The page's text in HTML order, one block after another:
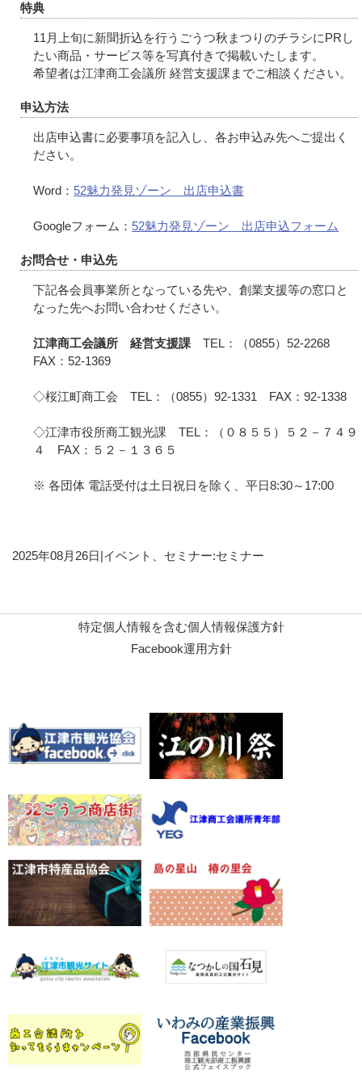
特典
11月上旬に新聞折込を行うごうつ秋まつりのチラシにPRし
たい商品・サービス等を写真付きで掲載いたします。
希望者は江津商工会議所 経営支援課までご相談ください。
申込方法
出店申込書に必要事項を記入し、各お申込み先へご提出く
ださい。
Word： 52魅力発見ゾーン 出店申込書
Googleフォーム： 52魅力発見ゾーン 出店申込フォーム
お問合せ・申込先
下記各会員事業所となっている先や、創業支援等の窓口と
なった先へお問い合わせください。
江津商工会議所 経営支援課 TEL：（0855）52-2268
FAX：52-1369
◇桜江町商工会 TEL：（0855）92-1331 FAX：92-1338
◇江津市役所商工観光課 TEL：（０８５５）５２－７４９
４ FAX：５２－１３６５
※ 各団体 電話受付は土日祝日を除く、平日8:30～17:00
2025年08月26日|イベント、セミナー:セミナー
特定個人情報を含む個人情報保護方針
Facebook運用方針